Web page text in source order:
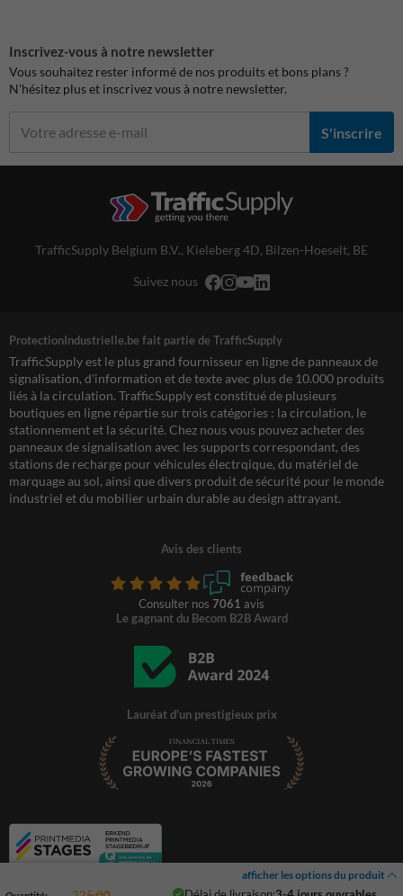
afficher les options du produit
Inscrivez-vous à notre newsletter
Vous souhaitez rester informé de nos produits et bons plans ?
N'hésitez plus et inscrivez vous à notre newsletter.
S'inscrire
TrafficSupply Belgium B.V., Kieleberg 4D, Bilzen-Hoeselt, BE
Suivez nous
ProtectionIndustrielle.be fait partie de TrafficSupply
TrafficSupply est le plus grand fournisseur en ligne de panneaux de
signalisation, d'information et de texte avec plus de 10.000 produits
liés à la circulation. TrafficSupply est constitué de plusieurs
boutiques en ligne répartie sur trois catégories : la circulation, le
stationnement et la sécurité. Chez nous vous pouvez acheter des
panneaux de signalisation avec les supports correspondant, des
stations de recharge pour véhicules électrqique, du matériel de
marquage au sol, ainsi que divers produit de sécurité pour le monde
industriel et du mobilier urbain durable au design attrayant.
Avis des clients
Consulter nos 7061 avis
Le gagnant du Becom B2B Award
Lauréat d'un prestigieux prix